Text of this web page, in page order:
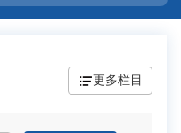
更多栏目